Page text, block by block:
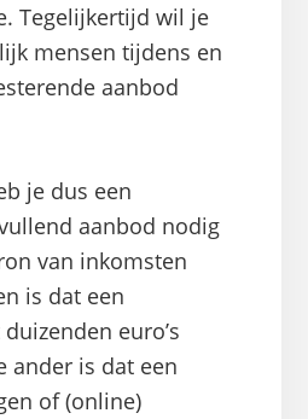
Tegelijkertijd wil je
mensen tijdens en
aanbod
je dus een
aanbod nodig
van inkomsten
is dat een
euro’s
ander is dat een
of (online)